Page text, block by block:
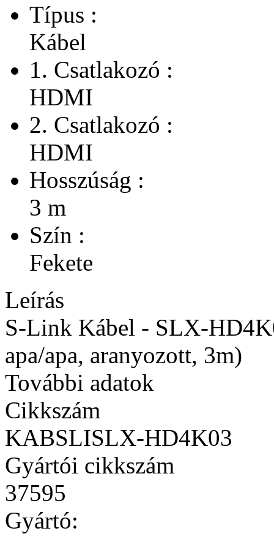
Típus :
Kábel
1. Csatlakozó :
HDMI
2. Csatlakozó :
HDMI
Hosszúság :
3 m
Szín :
Fekete
Leírás
S-Link Kábel - SLX-
apa/apa, aranyozott, 3m)
További adatok
Cikkszám
KABSLISLX-HD4K03
Gyártói cikkszám
37595
Gyártó: